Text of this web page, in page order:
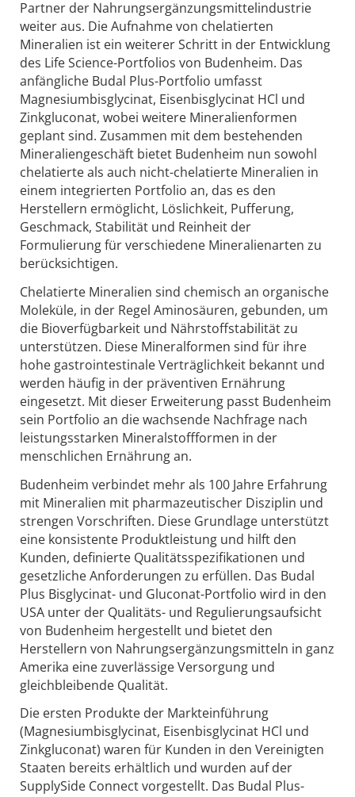
Partner der Nahrungsergänzungsmittelindustrie
weiter aus. Die Aufnahme von chelatierten
Mineralien ist ein weiterer Schritt in der Entwicklung
des Life Science-Portfolios von Budenheim. Das
anfängliche Budal Plus-Portfolio umfasst
Magnesiumbisglycinat, Eisenbisglycinat HCl und
Zinkgluconat, wobei weitere Mineralienformen
geplant sind. Zusammen mit dem bestehenden
Mineraliengeschäft bietet Budenheim nun sowohl
chelatierte als auch nicht-chelatierte Mineralien in
einem integrierten Portfolio an, das es den
Herstellern ermöglicht, Löslichkeit, Pufferung,
Geschmack, Stabilität und Reinheit der
Formulierung für verschiedene Mineralienarten zu
berücksichtigen.
Chelatierte Mineralien sind chemisch an organische
Moleküle, in der Regel Aminosäuren, gebunden, um
die Bioverfügbarkeit und Nährstoffstabilität zu
unterstützen. Diese Mineralformen sind für ihre
hohe gastrointestinale Verträglichkeit bekannt und
werden häufig in der präventiven Ernährung
eingesetzt. Mit dieser Erweiterung passt Budenheim
sein Portfolio an die wachsende Nachfrage nach
leistungsstarken Mineralstoffformen in der
menschlichen Ernährung an.
Budenheim verbindet mehr als 100 Jahre Erfahrung
mit Mineralien mit pharmazeutischer Disziplin und
strengen Vorschriften. Diese Grundlage unterstützt
eine konsistente Produktleistung und hilft den
Kunden, definierte Qualitätsspezifikationen und
gesetzliche Anforderungen zu erfüllen. Das Budal
Plus Bisglycinat- und Gluconat-Portfolio wird in den
USA unter der Qualitäts- und Regulierungsaufsicht
von Budenheim hergestellt und bietet den
Herstellern von Nahrungsergänzungsmitteln in ganz
Amerika eine zuverlässige Versorgung und
gleichbleibende Qualität.
Die ersten Produkte der Markteinführung
(Magnesiumbisglycinat, Eisenbisglycinat HCl und
Zinkgluconat) waren für Kunden in den Vereinigten
Staaten bereits erhältlich und wurden auf der
SupplySide Connect vorgestellt. Das Budal Plus-